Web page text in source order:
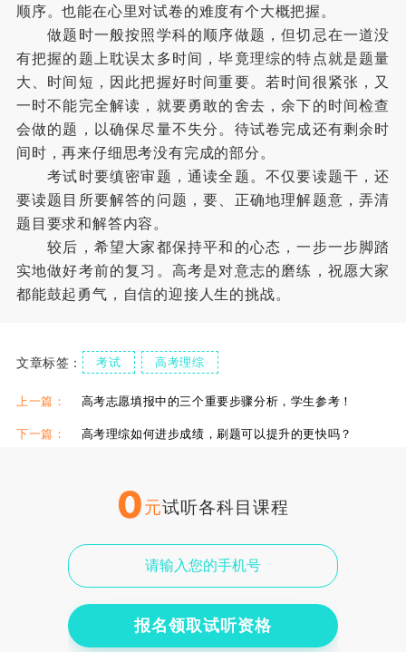
顺序。也能在心里对试卷的难度有个大概把握。
做题时一般按照学科的顺序做题，但切忌在一道没
有把握的题上耽误太多时间，毕竟理综的特点就是题量
大、时间短，因此把握好时间重要。若时间很紧张，又
一时不能完全解读，就要勇敢的舍去，余下的时间检查
会做的题，以确保尽量不失分。待试卷完成还有剩余时
间时，再来仔细思考没有完成的部分。
考试时要缜密审题，通读全题。不仅要读题干，还
要读题目所要解答的问题，要、正确地理解题意，弄清
题目要求和解答内容。
较后，希望大家都保持平和的心态，一步一步脚踏
实地做好考前的复习。高考是对意志的磨练，祝愿大家
都能鼓起勇气，自信的迎接人生的挑战。
文章标签： 考试 高考理综
上一篇： 高考志愿填报中的三个重要步骤分析，学生参考！
下一篇： 高考理综如何进步成绩，刷题可以提升的更快吗？
0元试听各科目课程
报名领取试听资格